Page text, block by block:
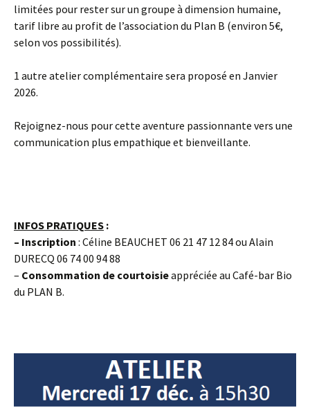
limitées pour rester sur un groupe à dimension humaine,
tarif libre au profit de l’association du Plan B (environ 5€,
selon vos possibilités).
1 autre atelier complémentaire sera proposé en Janvier
2026.
Rejoignez-nous pour cette aventure passionnante vers une
communication plus empathique et bienveillante.
INFOS PRATIQUES :
– Inscription : Céline BEAUCHET 06 21 47 12 84 ou Alain
DURECQ 06 74 00 94 88
– Consommation de courtoisieappréciée au Café-bar Bio
du PLAN B.